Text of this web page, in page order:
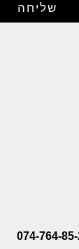
שליחה
074-764-